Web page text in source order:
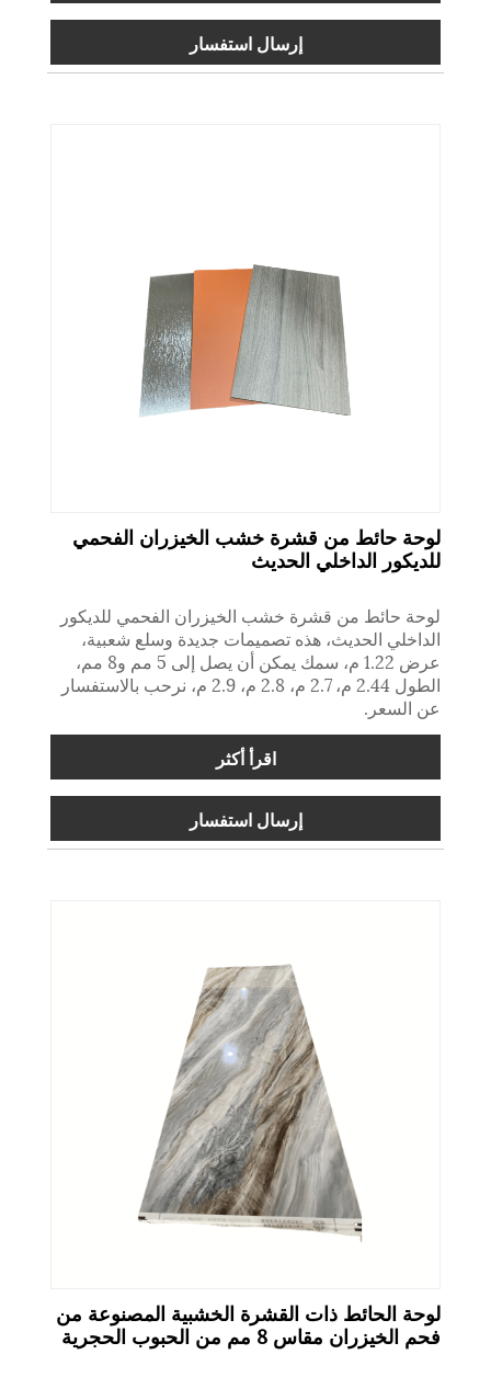
إرسال استفسار
لوحة حائط من قشرة خشب الخيزران الفحمي
للديكور الداخلي الحديث
لوحة حائط من قشرة خشب الخيزران الفحمي للديكور
الداخلي الحديث، هذه تصميمات جديدة وسلع شعبية،
عرض 1.22 م، سمك يمكن أن يصل إلى 5 مم و8 مم،
الطول 2.44 م، 2.7 م، 2.8 م، 2.9 م، نرحب بالاستفسار
عن السعر.
اقرأ أكثر
إرسال استفسار
لوحة الحائط ذات القشرة الخشبية المصنوعة من
فحم الخيزران مقاس 8 مم من الحبوب الحجرية